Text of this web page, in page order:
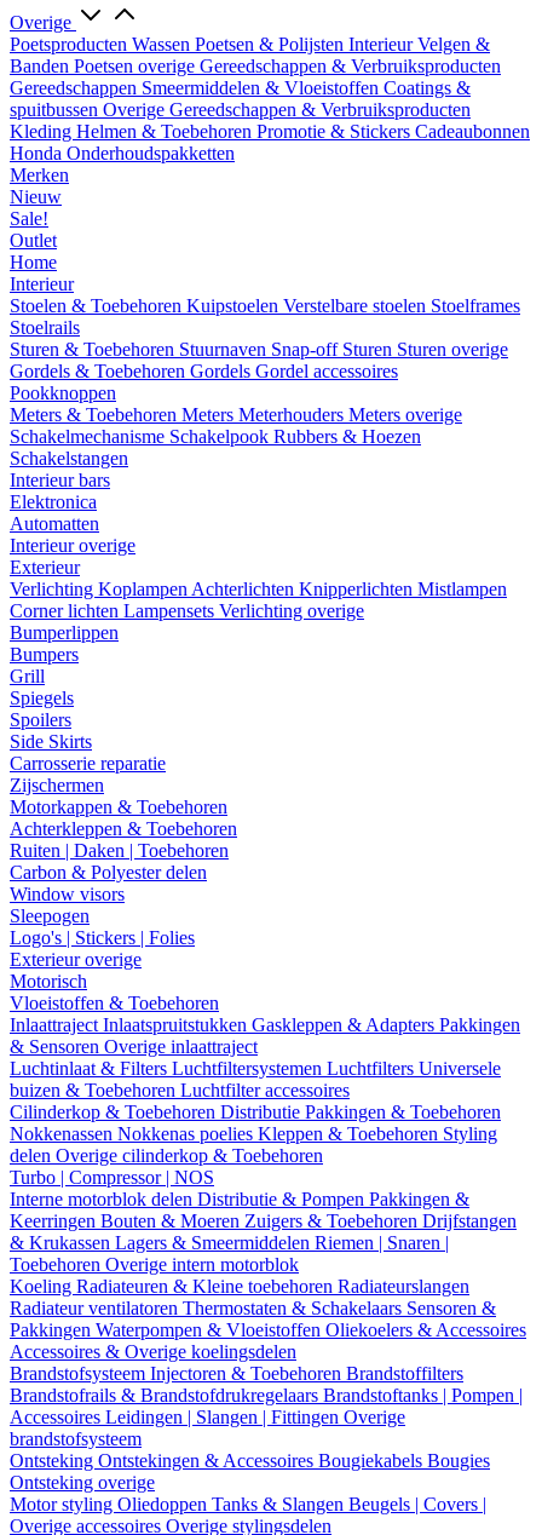
Overige
Poetsproducten Wassen Poetsen & Polijsten InterieurVelgen &
Banden Poetsen overige Gereedschappen & Verbruiksproducten
Gereedschappen Smeermiddelen & Vloeistoffen Coatings &
spuitbussen Overige Gereedschappen & Verbruiksproducten
Kleding Helmen & Toebehoren Promotie & Stickers Cadeaubonnen
Honda Onderhoudspakketten
Merken
Nieuw
Sale!
Outlet
Home
Interieur
Stoelen & Toebehoren Kuipstoelen Verstelbare stoelen Stoelframes
Stoelrails
Sturen & Toebehoren Stuurnaven Snap-off Sturen Sturen overige
Gordels & Toebehoren Gordels Gordel accessoires
Pookknoppen
Meters & Toebehoren Meters Meterhouders Meters overige
Schakelmechanisme Schakelpook Rubbers & Hoezen
Schakelstangen
Interieur bars
Elektronica
Automatten
Interieur overige
Exterieur
Verlichting Koplampen Achterlichten Knipperlichten Mistlampen
Corner lichten Lampensets Verlichting overige
Bumperlippen
Bumpers
Grill
Spiegels
Spoilers
Side Skirts
Carrosserie reparatie
Zijschermen
Motorkappen & Toebehoren
Achterkleppen & Toebehoren
Ruiten | Daken | Toebehoren
Carbon & Polyester delen
Window visors
Sleepogen
Logo's | Stickers | Folies
Exterieur overige
Motorisch
Vloeistoffen & Toebehoren
Inlaattraject Inlaatspruitstukken Gaskleppen & Adapters Pakkingen
& Sensoren Overige inlaattraject
Luchtinlaat & Filters Luchtfiltersystemen Luchtfilters Universele
buizen & Toebehoren Luchtfilter accessoires
Cilinderkop & Toebehoren Distributie Pakkingen & Toebehoren
Nokkenassen Nokkenas poelies Kleppen & Toebehoren Styling
delen Overige cilinderkop & Toebehoren
Turbo | Compressor | NOS
Interne motorblok delen Distributie & Pompen Pakkingen &
Keerringen Bouten & Moeren Zuigers & Toebehoren Drijfstangen
& Krukassen Lagers & Smeermiddelen Riemen | Snaren |
Toebehoren Overige intern motorblok
Koeling Radiateuren & Kleine toebehoren Radiateurslangen
Radiateur ventilatoren Thermostaten & Schakelaars Sensoren &
Pakkingen Waterpompen & Vloeistoffen Oliekoelers & Accessoires
Accessoires & Overige koelingsdelen
Brandstofsysteem Injectoren & Toebehoren Brandstoffilters
Brandstofrails & Brandstofdrukregelaars Brandstoftanks | Pompen |
Accessoires Leidingen | Slangen | Fittingen Overige
brandstofsysteem
Ontsteking Ontstekingen & Accessoires Bougiekabels Bougies
Ontsteking overige
Motor styling Oliedoppen Tanks & Slangen Beugels | Covers |
Overige accessoires Overige stylingsdelen